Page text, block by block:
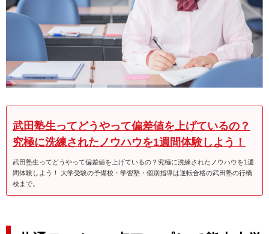
武田塾生ってどうやって偏差値を上げているの？
究極に洗練されたノウハウを1週間体験しよう！
武田塾生ってどうやって偏差値を上げているの？究極に洗練されたノウハウを1週
間体験しよう！ 大学受験の予備校・学習塾・個別指導は逆転合格の武田塾の行橋
校まで。